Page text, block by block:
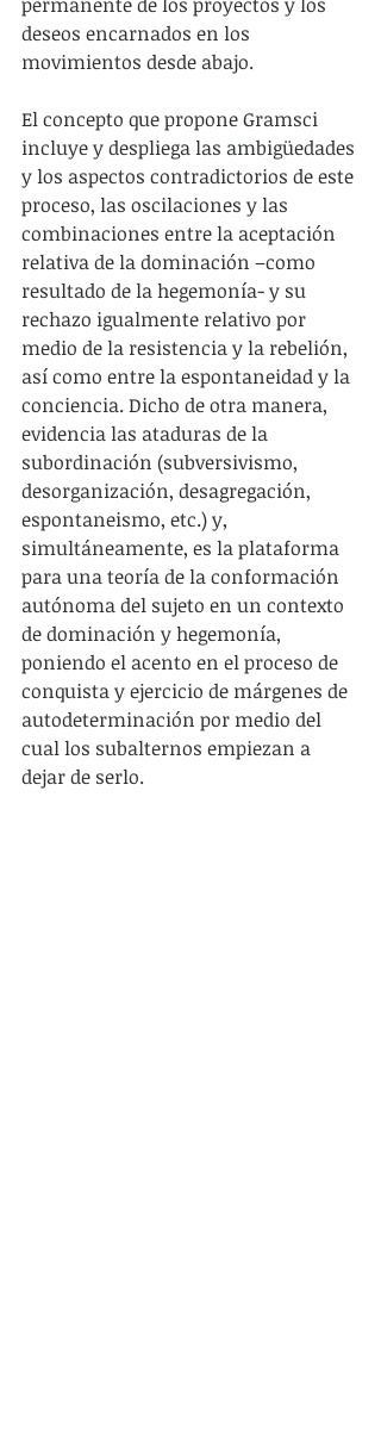
deseos encarnados en los
movimientos desde abajo.
El concepto que propone Gramsci
incluye y despliega las ambigüedades
y los aspectos contradictorios de este
proceso, las oscilaciones y las
combinaciones entre la aceptación
relativa de la dominación –como
resultado de la hegemonía- y su
rechazo igualmente relativo por
medio de la resistencia y la rebelión,
así como entre la espontaneidad y la
conciencia. Dicho de otra manera,
evidencia las ataduras de la
subordinación (subversivismo,
desorganización, desagregación,
espontaneismo, etc.) y,
simultáneamente, es la plataforma
para una teoría de la conformación
autónoma del sujeto en un contexto
de dominación y hegemonía,
poniendo el acento en el proceso de
conquista y ejercicio de márgenes de
autodeterminación por medio del
cual los subalternos empiezan a
dejar de serlo.